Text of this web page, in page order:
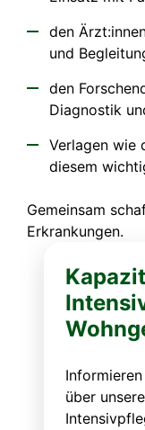
den
und
den
Diagnostik
Verlagen wie
diesem
Gemeinsam
Erkrankungen.
über